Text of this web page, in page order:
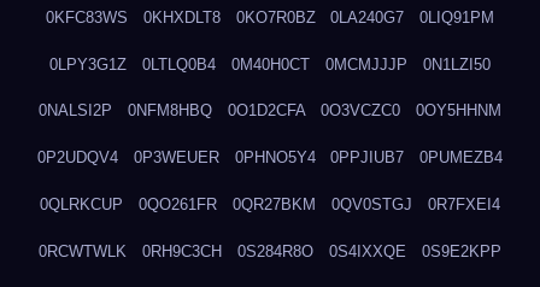
0KFC83WS 0KHXDLT8 0KO7R0BZ 0LA240G7 0LIQ91PM
0LPY3G1Z 0LTLQ0B4 0M40H0CT 0MCMJJJP 0N1LZI50
0NALSI2P 0NFM8HBQ 0O1D2CFA 0O3VCZC0 0OY5HHNM
0P2UDQV4 0P3WEUER 0PHNO5Y4 0PPJIUB7 0PUMEZB4
0QLRKCUP 0QO261FR 0QR27BKM 0QV0STGJ 0R7FXEI4
0RCWTWLK 0RH9C3CH 0S284R8O 0S4IXXQE 0S9E2KPP